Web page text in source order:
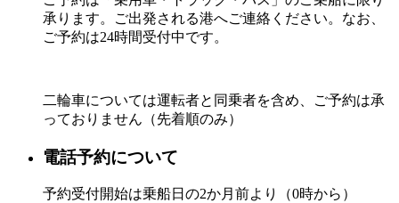
承ります。ご出発される港へご連絡ください。なお、
ご予約は24時間受付中です。
二輪車については運転者と同乗者を含め、ご予約は承
っておりません（先着順のみ）
電話予約について
予約受付開始は乗船日の2か月前より（0時から）